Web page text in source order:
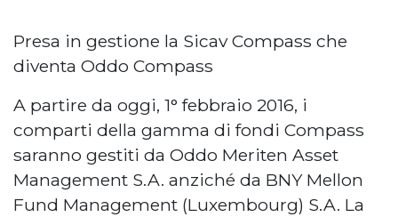
Presa in gestione la Sicav Compass che
diventa Oddo Compass
A partire da oggi, 1° febbraio 2016, i
comparti della gamma di fondi Compass
saranno gestiti da Oddo Meriten Asset
Management S.A. anziché da BNY Mellon
Fund Management (Luxembourg) S.A. La